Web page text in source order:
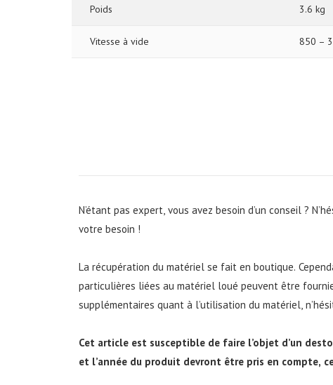
Poids 3.6 kg
Vitesse à vide 850 –
N’étant pas expert, vous avez besoin d’un conseil ?
votre besoin !
La récupération du matériel se fait en boutique.
particulières liées au matériel loué peuvent être
supplémentaires quant à l’utilisation du matériel,
Cet article est susceptible de faire l’objet d’un
et l’année du produit devront être pris en compte,